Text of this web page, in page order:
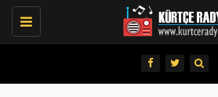
Toggle
navigation